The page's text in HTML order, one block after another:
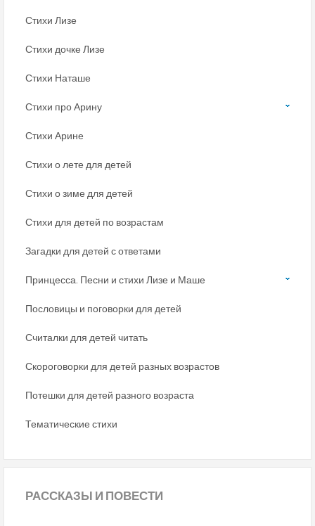
Стихи Лизе
Стихи дочке Лизе
Стихи Наташе
Стихи про Арину
Стихи Арине
Стихи о лете для детей
Стихи о зиме для детей
Стихи для детей по возрастам
Загадки для детей с ответами
Принцесса. Песни и стихи Лизе и Маше
Пословицы и поговорки для детей
Считалки для детей читать
Скороговорки для детей разных возрастов
Потешки для детей разного возраста
Тематические стихи
РАССКАЗЫ И ПОВЕСТИ